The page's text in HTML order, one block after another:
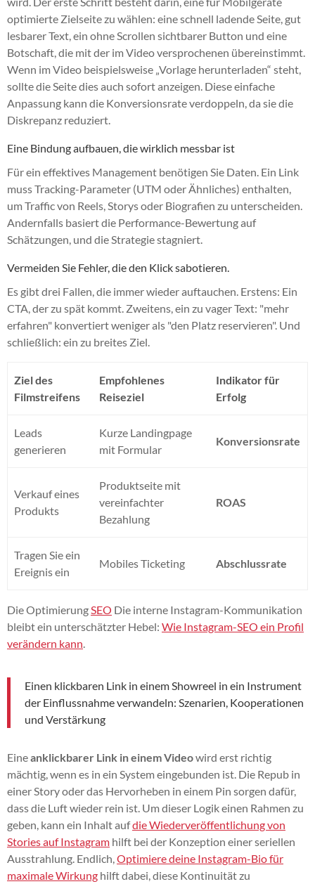
optimierte Zielseite zu wählen: eine schnell ladende Seite, gut
lesbarer Text, ein ohne Scrollen sichtbarer Button und eine
Botschaft, die mit der im Video versprochenen übereinstimmt.
Wenn im Video beispielsweise „Vorlage herunterladen“ steht,
sollte die Seite dies auch sofort anzeigen. Diese einfache
Anpassung kann die Konversionsrate verdoppeln, da sie die
Diskrepanz reduziert.
Eine Bindung aufbauen, die wirklich messbar ist
Für ein effektives Management benötigen Sie Daten. Ein Link
muss Tracking-Parameter (UTM oder Ähnliches) enthalten,
um Traffic von Reels, Storys oder Biografien zu unterscheiden.
Andernfalls basiert die Performance-Bewertung auf
Schätzungen, und die Strategie stagniert.
Vermeiden Sie Fehler, die den Klick sabotieren.
Es gibt drei Fallen, die immer wieder auftauchen. Erstens: Ein
CTA, der zu spät kommt. Zweitens, ein zu vager Text: "mehr
erfahren" konvertiert weniger als "den Platz reservieren". Und
schließlich: ein zu breites Ziel.
Ziel des
Filmstreifens
Empfohlenes
Reiseziel
Indikator für
Erfolg
Leads
generieren
Kurze Landingpage
mit Formular
Konversionsrate
Verkauf eines
Produkts
Produktseite mit
vereinfachter
Bezahlung
ROAS
Tragen Sie ein
Ereignis ein
Mobiles Ticketing Abschlussrate
Die Optimierung SEO Die interne Instagram-Kommunikation
bleibt ein unterschätzter Hebel: Wie Instagram-SEO ein Profil
verändern kann
Einen klickbaren Link in einem Showreel in ein Instrument
der Einflussnahme verwandeln: Szenarien, Kooperationen
und Verstärkung
Eineanklickbarer Link in einem Videowird erst richtig
mächtig, wenn es in ein System eingebunden ist. Die Repub in
einer Story oder das Hervorheben in einem Pin sorgen dafür,
dass die Luft wieder rein ist. Um dieser Logik einen Rahmen zu
geben, kann ein Inhalt aufdie Wiederveröffentlichung von
Stories auf Instagram hilft bei der Konzeption einer seriellen
Ausstrahlung. Endlich, Optimiere deine Instagram-Bio für
maximale Wirkung hilft dabei, diese Kontinuität zu